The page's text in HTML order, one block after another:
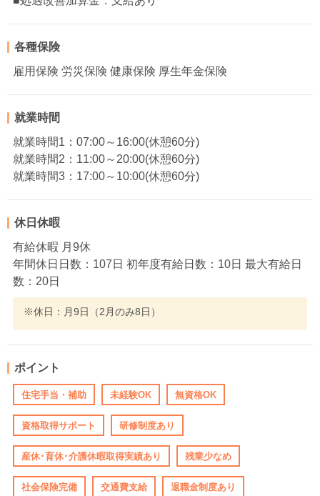
各種保険
雇用保険 労災保険 健康保険 厚生年金保険
就業時間
就業時間1：07:00～16:00(休憩60分)
就業時間2：11:00～20:00(休憩60分)
就業時間3：17:00～10:00(休憩60分)
休日休暇
有給休暇 月9休
年間休日日数：107日 初年度有給日数：10日 最大有給日
数：20日
※休日：月9日（2月のみ8日）
ポイント
住宅手当・補助 未経験OK 無資格OK
資格取得サポート 研修制度あり
産休･育休･介護休暇取得実績あり 残業少なめ
社会保険完備 交通費支給 退職金制度あり